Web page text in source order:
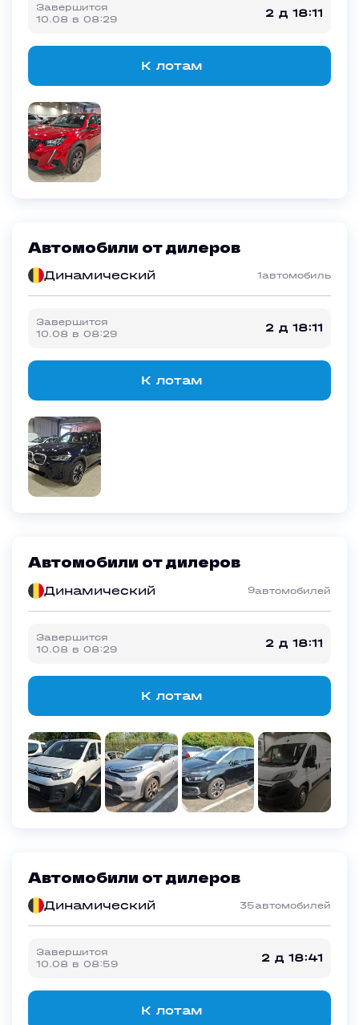
Завершится
10.08 в 08:29 2 д 18:11
К лотам
Автомобили от дилеров
Динамический 1автомобиль
Завершится
10.08 в 08:29 2 д 18:11
К лотам
Автомобили от дилеров
Динамический 9автомобилей
Завершится
10.08 в 08:29 2 д 18:11
К лотам
Автомобили от дилеров
Динамический 35автомобилей
Завершится
10.08 в 08:59 2 д 18:41
К лотам